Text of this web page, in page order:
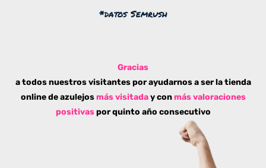
*datos Semrush
Gracias
a todos nuestros visitantes por ayudarnos a ser la tienda
online de azulejos más visitaday conmás valoraciones
positivaspor quinto año consecutivo